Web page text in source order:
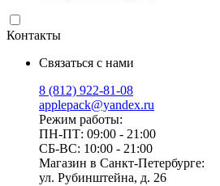
Контакты
Связаться с нами
8 (812) 922-81-08
applepack@yandex.ru
Режим работы:
ПН-ПТ: 09:00 - 21:00
СБ-ВС: 10:00 - 21:00
Магазин в Санкт-Петербурге:
ул. Рубинштейна, д. 26